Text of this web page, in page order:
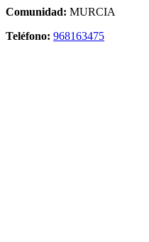
Comunidad: MURCIA
Teléfono: 968163475